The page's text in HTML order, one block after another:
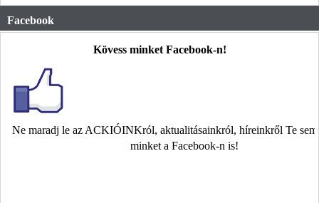
Facebook
Kövess minket Facebook-n!
Ne maradj le az ACKIÓINKról, aktualitásainkról, híreinkről Te
minket a Facebook-n is!